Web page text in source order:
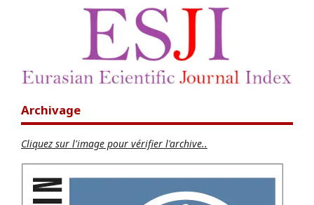
Archivage
Cliquez sur l'image pour vérifier l'archive..